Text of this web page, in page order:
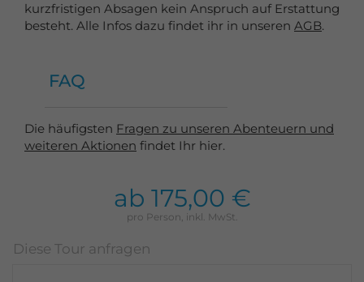
kurzfristigen Absagen kein Anspruch auf Erstattung
besteht. Alle Infos dazu findet ihr in unseren AGB.
FAQ
Die häufigsten Fragen zu unseren Abenteuern und
weiteren Aktionen findet Ihr hier.
ab 175,00 €